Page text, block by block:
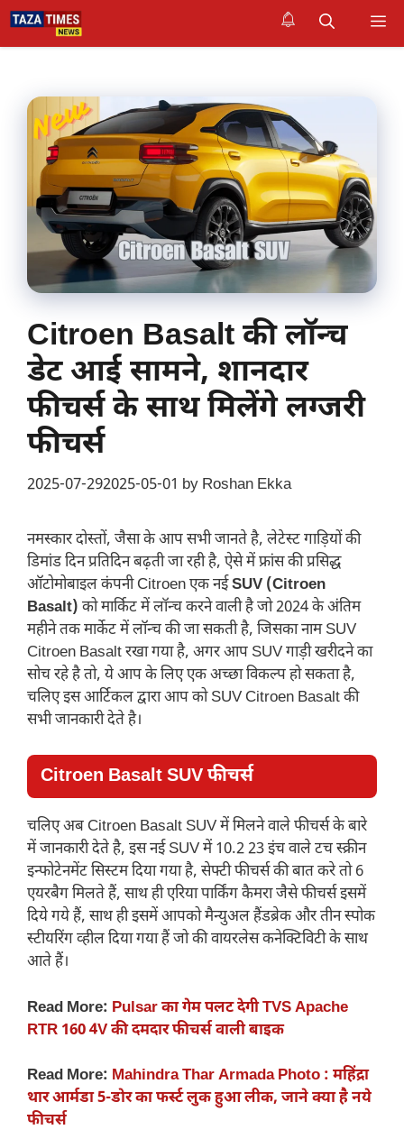
Skip
to
Citroen Basalt की लॉन्च
डेट आई सामने, शानदार
फीचर्स के साथ मिलेंगे लग्जरी
फीचर्स
2025-07-292025-05-01 by Roshan Ekka
नमस्कार दोस्तों, जैसा के आप सभी जानते है, लेटेस्ट गाड़ियों की
डिमांड दिन प्रतिदिन बढ़ती जा रही है, ऐसे में फ्रांस की प्रसिद्ध
ऑटोमोबाइल कंपनी Citroen एक नईSUV (Citroen
Basalt) को मार्किट में लॉन्च करने वाली है जो 2024 के अंतिम
महीने तक मार्केट में लॉन्च की जा सकती है, जिसका नाम SUV
Citroen Basalt रखा गया है, अगर आप SUV गाड़ी खरीदने का
सोच रहे है तो, ये आप के लिए एक अच्छा विकल्प हो सकता है,
चलिए इस आर्टिकल द्वारा आप को SUV Citroen Basalt की
सभी जानकारी देते है।
Citroen Basalt SUV फीचर्स
चलिए अब Citroen Basalt SUV में मिलने वाले फीचर्स के बारे
में जानकारी देते है, इस नई SUV में 10.2 23 इंच वाले टच स्क्रीन
इन्फोटेनमेंट सिस्टम दिया गया है, सेफ्टी फीचर्स की बात करे तो 6
एयरबैग मिलते हैं, साथ ही एरिया पार्किंग कैमरा जैसे फीचर्स इसमें
दिये गये हैं, साथ ही इसमें आपको मैन्युअल हैंडब्रेक और तीन स्पोक
स्टीयरिंग व्हील दिया गया हैं जो की वायरलेस कनेक्टिविटी के साथ
आते हैं।
Read More: Pulsar का गेम पलट देगी TVS Apache
RTR 160 4V की दमदार फीचर्स वाली बाइक
Read More: Mahindra Thar Armada Photo : महिंद्रा
थार आर्मडा 5-डोर का फर्स्ट लुक हुआ लीक, जाने क्या है नये
फीचर्स